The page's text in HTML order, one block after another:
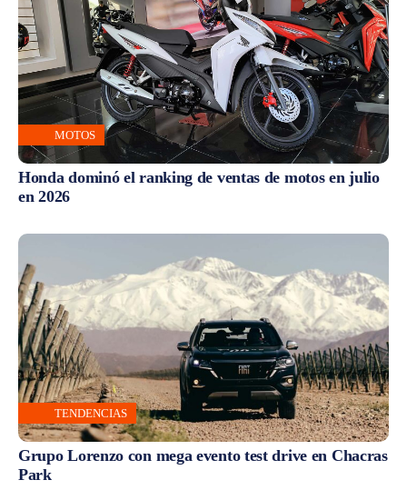
MOTOS
Honda dominó el ranking de ventas de motos en julio
en 2026
TENDENCIAS
Grupo Lorenzo con mega evento test drive en Chacras
Park